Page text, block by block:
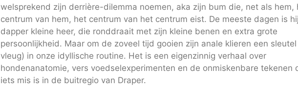
welsprekend zijn derrière-dilemma noemen, aka zijn bum die, net als hem,
centrum van hem, het centrum van het centrum eist. De meeste dagen is
dapper kleine heer, die ronddraait met zijn kleine benen en extra grote
persoonlijkheid. Maar om de zoveel tijd gooien zijn anale klieren een
vleug) in onze idyllische routine. Het is een eigenzinnig verhaal over
hondenanatomie, vers voedselexperimenten en de onmiskenbare tekenen
iets mis is in de buitregio van Draper.